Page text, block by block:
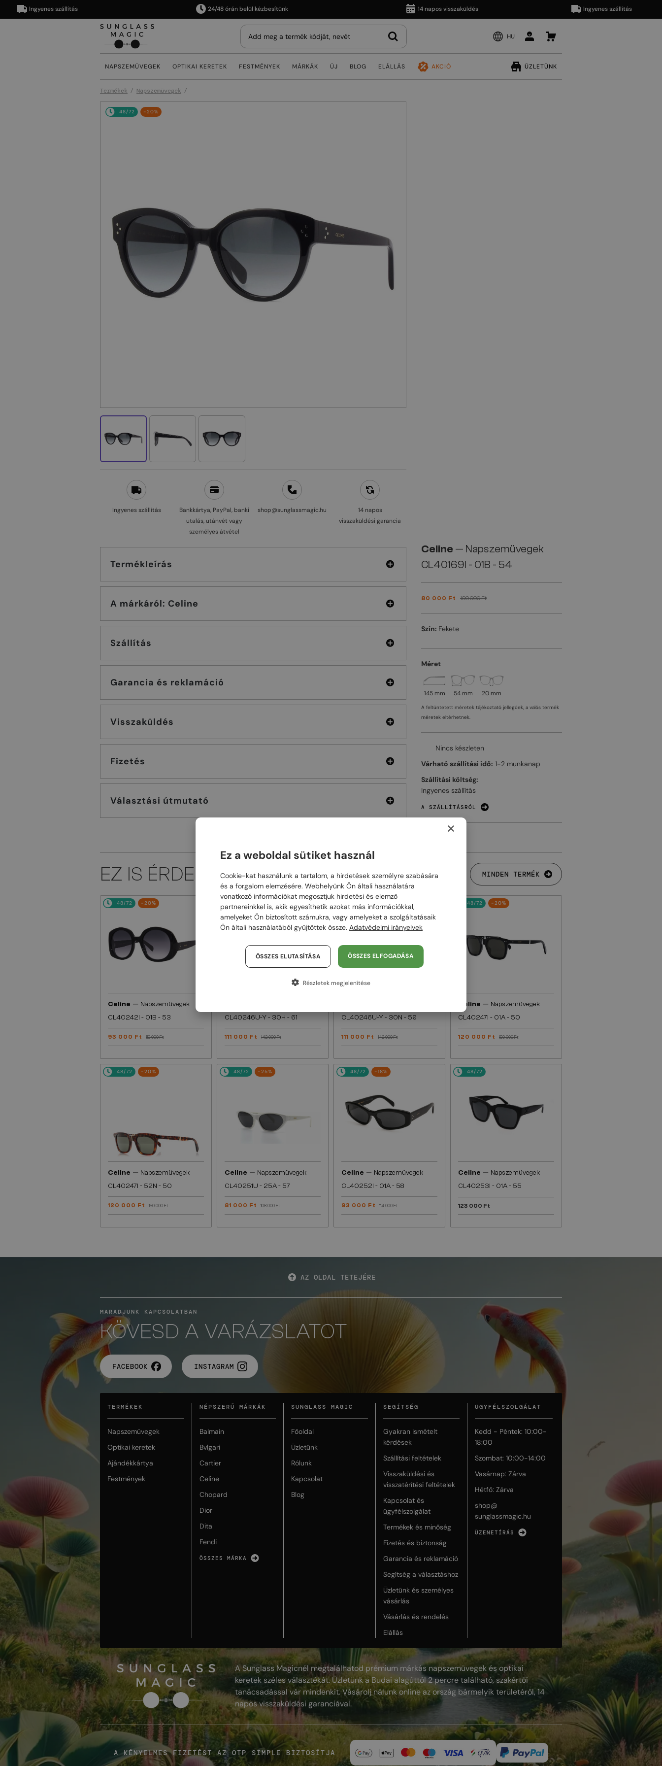
Ingyenes szállítás 24/48 órán belül kézbesítünk 14 napos visszaküldés Ingyenes szállítás
HU
NAPSZEMÜVEGEK OPTIKAI KERETEK FESTMÉNYEK MÁRKÁK ÚJ BLOG ELÁLLÁS AKCIÓ ÜZLETÜNK
Termékek Napszemüvegek
48/72 -20%
Ingyenes szállítás
Bankkártya, PayPal, banki
utalás, utánvét vagy
személyes átvétel
shop@sunglassmagic.hu
14 napos
visszaküldési garancia
Termékleírás
A márkáról: Celine
Szállítás
Garancia és reklamáció
Visszaküldés
Fizetés
Választási útmutató
Celine — Napszemüvegek
CL40169I - 01B - 54
80 000 Ft 100 000 Ft
Szín: Fekete
Méret
145 mm 54 mm 20 mm
A feltüntetett méretek tájékoztató jellegűek, a valós termék
méretek eltérhetnek.
Nincs készleten
Várható szállítási idő: 1-2 munkanap
Szállítási költség:
Ingyenes szállítás
A SZÁLLÍTÁSRÓL
EZ IS ÉRDEKELHET MINDEN TERMÉK
48/72 -20%
Celine — Napszemüvegek
CL40242I - 01B - 53
93 000 Ft 116 000 Ft
48/72 -22%
CL40246U-Y - 30H - 61
111 000 Ft 142 000 Ft
48/72 -22%
CL40246U-Y - 30N - 59
111 000 Ft 142 000 Ft
48/72 -20%
Celine — Napszemüvegek
CL40247I - 01A - 50
120 000 Ft 150 000 Ft
48/72 -20%
Celine — Napszemüvegek
CL40247I - 52N - 50
120 000 Ft 150 000 Ft
48/72 -25%
Celine — Napszemüvegek
CL40251U - 25A - 57
81 000 Ft 108 000 Ft
48/72 -18%
Celine — Napszemüvegek
CL40252I - 01A - 58
93 000 Ft 114 000 Ft
48/72
Celine — Napszemüvegek
CL40253I - 01A - 55
123 000 Ft
AZ OLDAL TETEJÉRE
MARADJUNK KAPCSOLATBAN
KÖVESD A VARÁZSLATOT
FACEBOOK INSTAGRAM
TERMÉKEK
Napszemüvegek
Optikai keretek
Ajándékkártya
Festmények
NÉPSZERŰ MÁRKÁK
Balmain
Bvlgari
Cartier
Celine
Chopard
Dior
Dita
Fendi
ÖSSZES MÁRKA
SUNGLASS MAGIC
Főoldal
Üzletünk
Rólunk
Kapcsolat
Blog
SEGÍTSÉG
Gyakran ismételt
kérdések
Szállítási feltételek
Visszaküldési és
visszatérítési feltételek
Kapcsolat és
ügyfélszolgálat
Termékek és minőség
Fizetés és biztonság
Garancia és reklamáció
Segítség a választáshoz
Üzletünk és személyes
vásárlás
Vásárlás és rendelés
Elállás
ÜGYFÉLSZOLGÁLAT
Kedd - Péntek: 10:00-
18:00
Szombat: 10:00-14:00
Vasárnap: Zárva
Hétfő: Zárva
shop@
sunglassmagic.hu
ÜZENETÍRÁS
A Sunglass Magicnél megtalálhatod prémium márkás napszemüvegek és optikai
keretek széles választékát. Üzletünk a Budai alagúttól 2 percre található, szakértői
tanácsadással vár mindenkit. Vásárolj nálunk online az ország bármelyik területéről, 14
napos visszaküldési garanciával.
A KÉNYELMES FIZETÉST AZ OTP SIMPLE BIZTOSÍTJA
×
Ez a weboldal sütiket használ
Cookie-kat használunk a tartalom, a hirdetések személyre szabására
és a forgalom elemzésére. Webhelyünk Ön általi használatára
vonatkozó információkat megosztjuk hirdetési és elemző
partnereinkkel is, akik egyesíthetik azokat más információkkal,
amelyeket Ön biztosított számukra, vagy amelyeket a szolgáltatásaik
Ön általi használatából gyűjtöttek össze. Adatvédelmi irányelvek
ÖSSZES ELFOGADÁSA
ÖSSZES ELUTASÍTÁSA
Részletek megjelenítése